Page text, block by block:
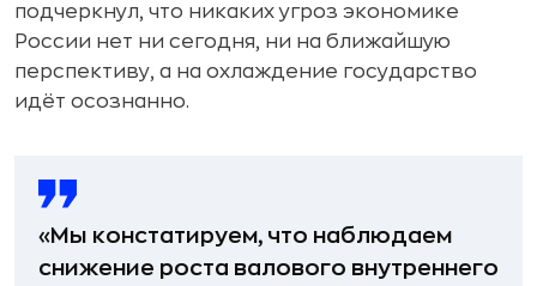
подчеркнул, что никаких угроз экономике
России нет ни сегодня, ни на ближайшую
перспективу, а на охлаждение государство
идёт осознанно.
«Мы констатируем, что наблюдаем
снижение роста валового внутреннего